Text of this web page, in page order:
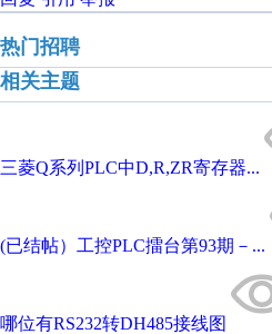
热门招聘
相关主题
三菱Q系列PLC中D,R,ZR寄存器...
(已结帖）工控PLC擂台第93期－...
哪位有RS232转DH485接线图